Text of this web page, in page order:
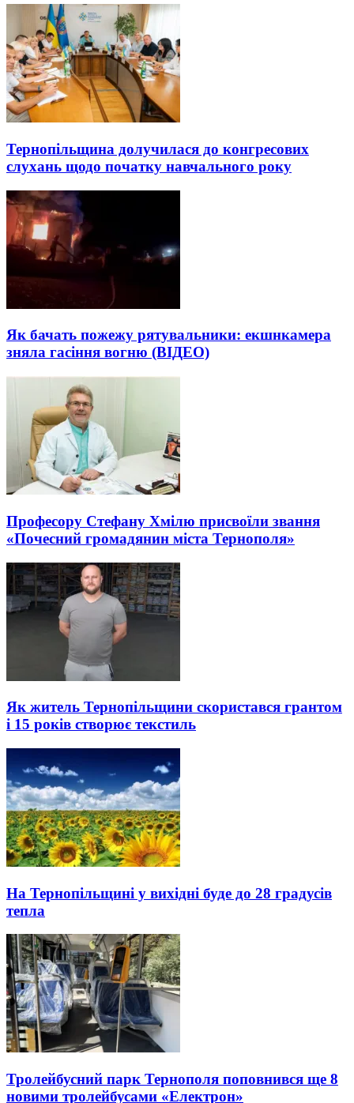
Тернопільщина долучилася до конгресових
слухань щодо початку навчального року
Як бачать пожежу рятувальники: екшнкамера
зняла гасіння вогню (ВІДЕО)
Професору Стефану Хмілю присвоїли звання
«Почесний громадянин міста Тернополя»
Як житель Тернопільщини скористався грантом
і 15 років створює текстиль
На Тернопільщині у вихідні буде до 28 градусів
тепла
Тролейбусний парк Тернополя поповнився ще 8
новими тролейбусами «Електрон»